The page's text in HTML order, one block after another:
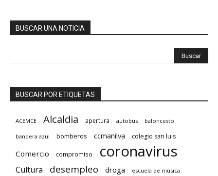
BUSCAR UNA NOTICIA
BUSCAR POR ETIQUETAS
ACEMCE Alcaldia apertura autobus baloncesto
bandera azul bomberos ccmanilva colegio san luis
Comercio compromiso coronavirus
Cultura desempleo droga escuela de música